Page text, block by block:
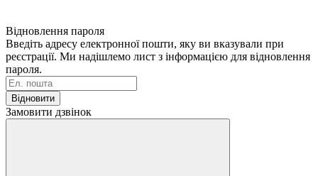
Відновлення пароля
Введіть адресу електронної пошти, яку ви вказували при
реєстрації. Ми надішлемо лист з інформацією для відновлення
пароля.
Відновити
Замовити дзвінок